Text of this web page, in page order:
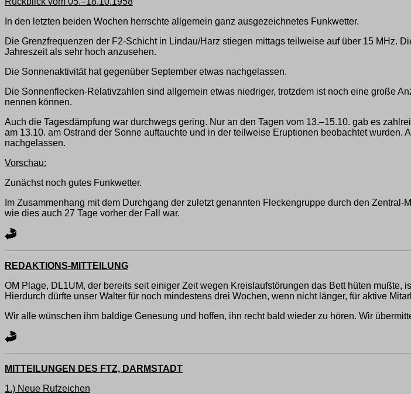
In den letzten beiden Wochen herrschte allgemein ganz ausgezeichnetes Funkwetter.
Die Grenzfrequenzen der F2-Schicht in Lindau/Harz stiegen mittags teilweise auf über 15 MHz.
Jahreszeit als sehr hoch anzusehen.
Die Sonnenaktivität hat gegenüber September etwas nachgelassen.
Die Sonnenflecken-Relativzahlen sind allgemein etwas niedriger, trotzdem ist noch eine große
nennen können.
Auch die Tagesdämpfung war durchwegs gering. Nur an den Tagen vom 13.–15.10. gab es
am 13.10. am Ostrand der Sonne auftauchte und in der teilweise Eruptionen beobachtet
nachgelassen.
Vorschau:
Zunächst noch gutes Funkwetter.
Im Zusammenhang mit dem Durchgang der zuletzt genannten Fleckengruppe durch den
wie dies auch 27 Tage vorher der Fall war.
REDAKTIONS-MITTEILUNG
OM Plage, DL1UM, der bereits seit einiger Zeit wegen Kreislaufstörungen das Bett hüten
Hierdurch dürfte unser Walter für noch mindestens drei Wochen, wenn nicht länger, für aktive
Wir alle wünschen ihm baldige Genesung und hoffen, ihn recht bald wieder zu hören. Wir
MITTEILUNGEN DES FTZ, DARMSTADT
1.) Neue Rufzeichen